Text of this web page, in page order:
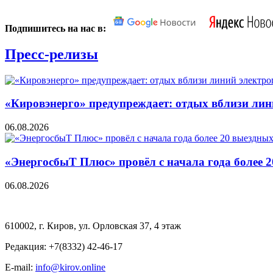
Подпишитесь на нас в:
Пресс-релизы
«Кировэнерго» предупреждает: отдых вблизи
06.08.2026
«ЭнергосбыТ Плюс» провёл с начала года
06.08.2026
610002, г. Киров, ул. Орловская 37, 4 этаж
Редакция: +7(8332) 42-46-17
E-mail: info@kirov.online